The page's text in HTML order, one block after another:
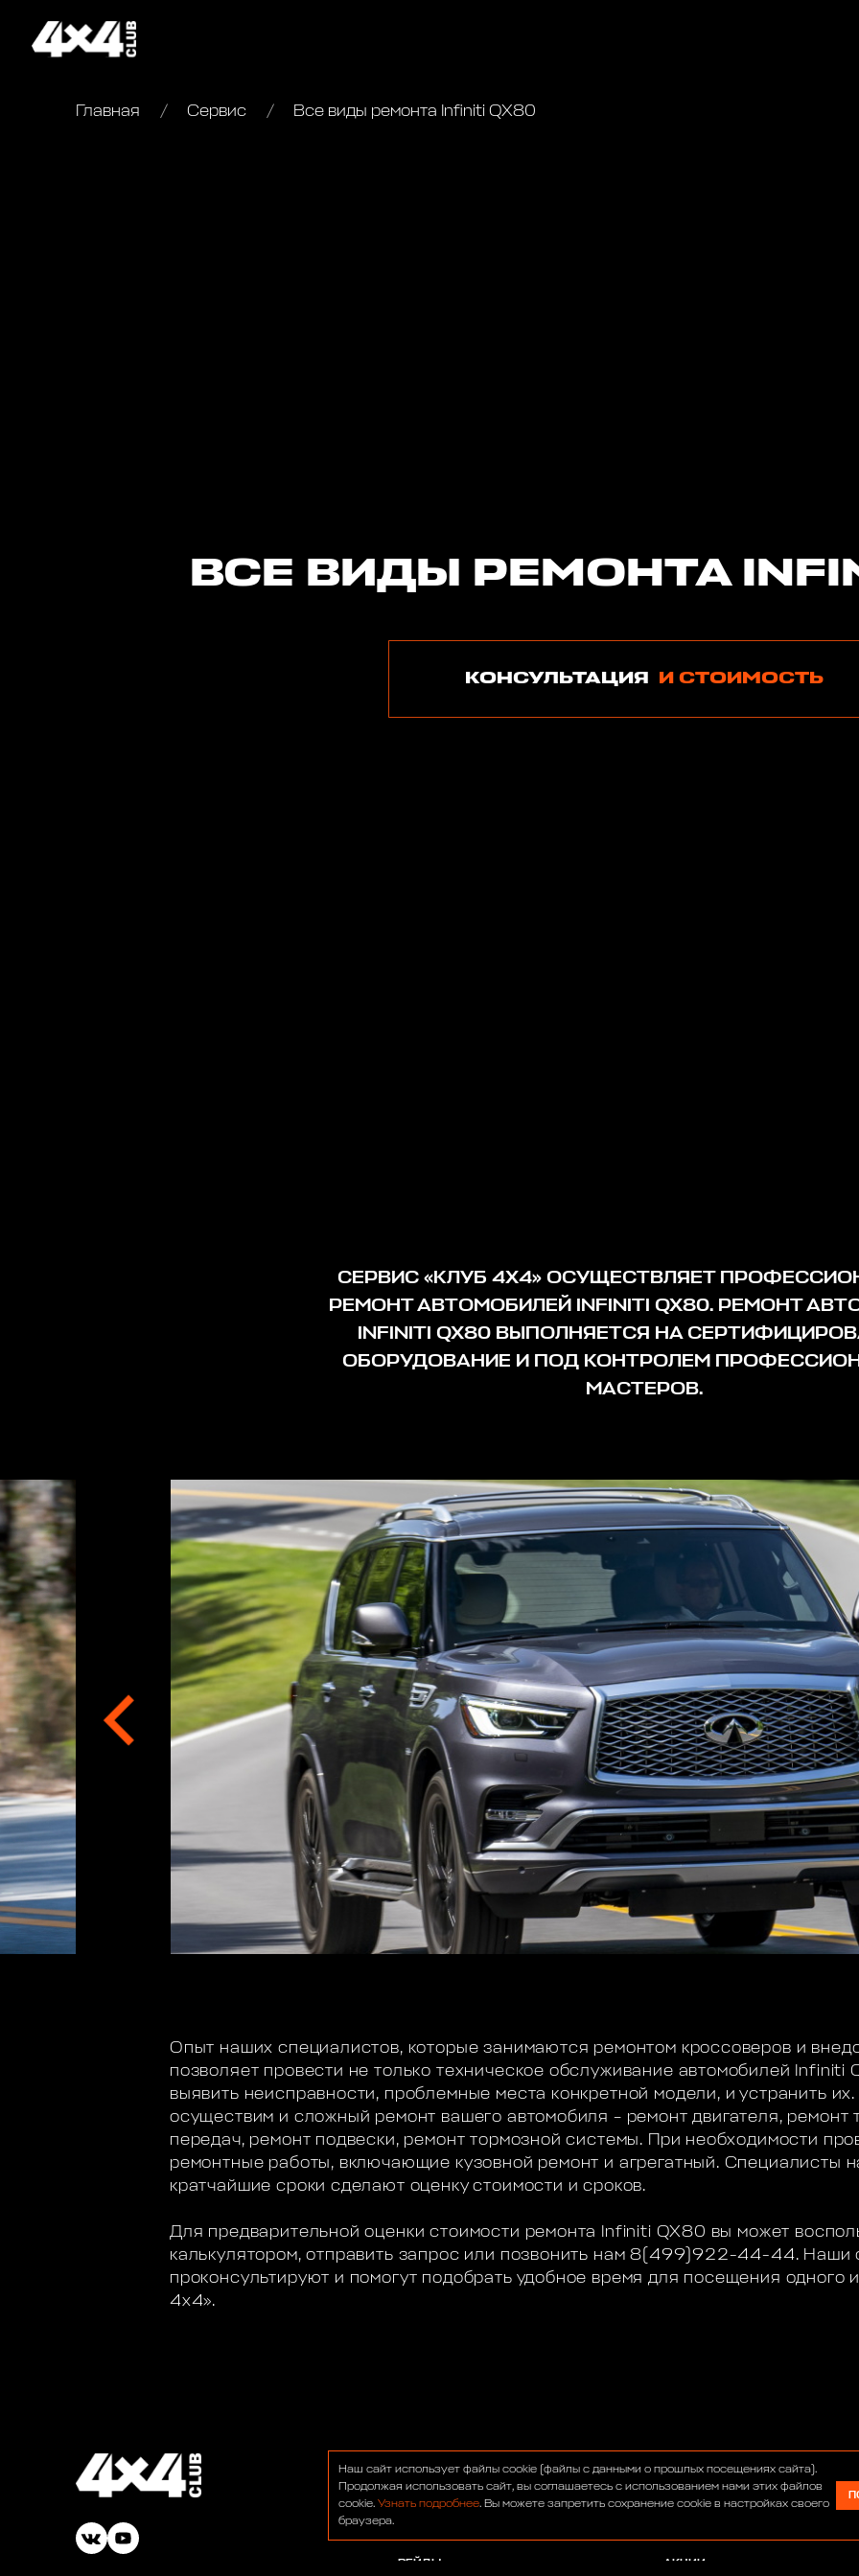
Главная Сервис Все виды ремонта Infiniti QX80
ВСЕ ВИДЫ РЕМОНТА
КОНСУЛЬТАЦИЯ И СТОИМОСТЬ
СЕРВИС «КЛУБ 4Х4» ОСУЩЕСТВЛЯЕТ
РЕМОНТ АВТОМОБИЛЕЙ INFINITI QX80. РЕМОНТ
INFINITI QX80 ВЫПОЛНЯЕТСЯ НА
ОБОРУДОВАНИЕ И ПОД КОНТРОЛЕМ
МАСТЕРОВ.
Опыт наших специалистов, которые занимаются ремонтом кроссоверов и
позволяет провести не только техническое обслуживание автомобилей Infiniti
выявить неисправности, проблемные места конкретной модели, и устранить
осуществим и сложный ремонт вашего автомобиля – ремонт двигателя, ремонт
передач, ремонт подвески, ремонт тормозной системы. При необходимости
ремонтные работы, включающие кузовной ремонт и агрегатный. Специалисты
кратчайшие сроки сделают оценку стоимости и сроков.
Для предварительной оценки стоимости ремонта Infiniti QX80 вы может
калькулятором, отправить запрос или позвонить нам 8(499)922-44-44. Наши
проконсультируют и помогут подобрать удобное время для посещения одного
4х4».
ФОРУМ
НОВОСТИ
БАР
РЕЙДЫ
СЕРВИС
АВТОСАЛОН
АКЦИИ
Наш сайт использует файлы cookie (файлы с данными о прошлых посещениях сайта).
Продолжая использовать сайт, вы соглашаетесь с использованием нами этих файлов
cookie. Узнать подробнее. Вы можете запретить сохранение cookie в настройках своего
браузера.